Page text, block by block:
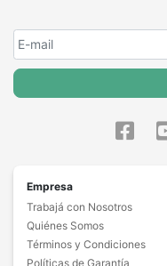
Empresa
Trabajá con Nosotros
Quiénes Somos
Términos y Condiciones
Políticas de Garantía